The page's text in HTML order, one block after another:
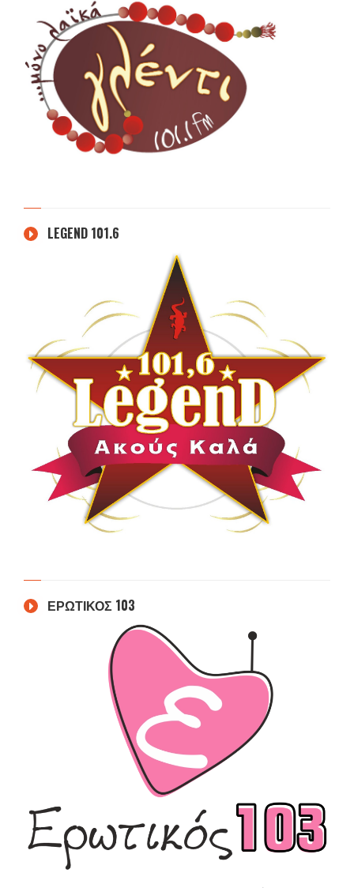
LEGEND 101.6
ΕΡΩΤΙΚΟΣ 103